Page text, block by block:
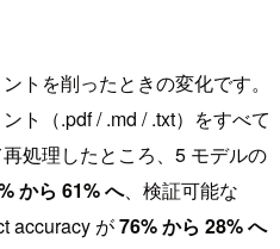
トを削ったときの変化です。
ト（.pdf / .md / .txt）をすべて
処理したところ、5 モデルの
から 61% へ、検証可能な
accuracy が76% から 28% へ